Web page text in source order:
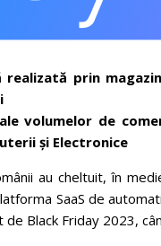
realizată prin
volumelor de
și Electronice
au cheltuit, în
SaaS de
Black Friday 2023,